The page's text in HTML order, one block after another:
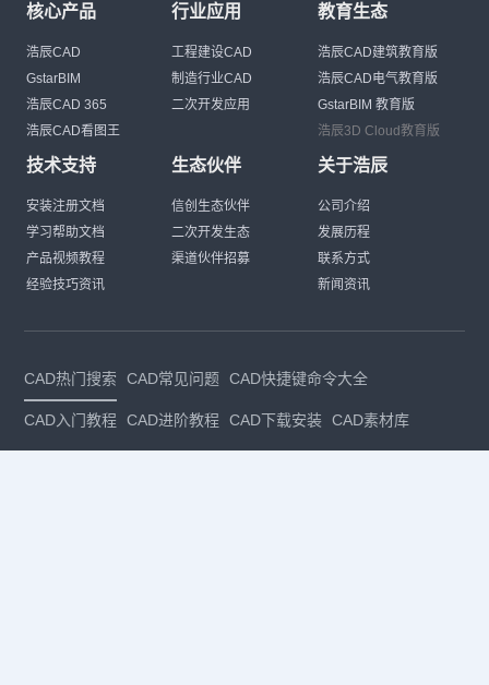
核心产品
浩辰CAD
GstarBIM
浩辰CAD 365
浩辰CAD看图王
行业应用
工程建设CAD
制造行业CAD
二次开发应用
教育生态
浩辰CAD建筑教育版
浩辰CAD电气教育版
GstarBIM 教育版
浩辰3D Cloud教育版
技术支持
安装注册文档
学习帮助文档
产品视频教程
经验技巧资讯
生态伙伴
信创生态伙伴
二次开发生态
渠道伙伴招募
关于浩辰
公司介绍
发展历程
联系方式
新闻资讯
CAD热门搜索 CAD常见问题 CAD快捷键命令大全
CAD入门教程 CAD进阶教程 CAD下载安装 CAD素材库